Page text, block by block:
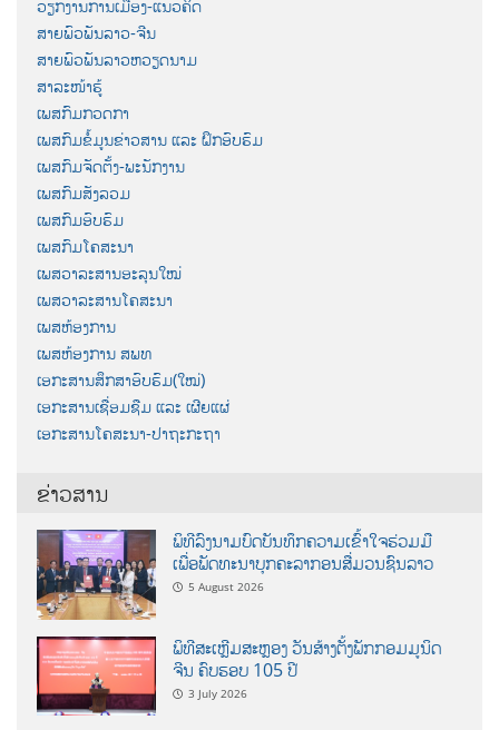
ວຽກງານການເມືອງ-ແນວຄິດ
ສາຍພົວພັນລາວ-ຈີນ
ສາຍພົວພັນລາວຫວຽດນາມ
ສາລະໜ້າຮູ້
ເພສກົມກວດກາ
ເພສກົມຂໍ້ມູນຂ່າວສານ ແລະ ຝຶກອົບຮົມ
ເພສກົມຈັດຕັ້ງ-ພະນັກງານ
ເພສກົມສັງລວມ
ເພສກົມອົບຮົມ
ເພສກົມໂຄສະນາ
ເພສວາລະສານອະລຸນໃໝ່
ເພສວາລະສານໂຄສະນາ
ເພສຫ້ອງການ
ເພສຫ້ອງການ ສພທ
ເອກະສານສຶກສາອົບຮົມ(ໃໝ່)
ເອກະສານເຊື່ອມຊືມ ແລະ ເຜີຍແຜ່
ເອກະສານໂຄສະນາ-ປາຖະກະຖາ
ຂ່າວສານ
ພິທີລົງນາມບົດບັນທຶກຄວາມເຂົ້າໃຈຮ່ວມມື
ເພື່ອພັດທະນາບຸກຄະລາກອນສື່ມວນຊົນລາວ
5 August 2026
ພິທີສະເຫຼີມສະຫຼອງ ວັນສ້າງຕັ້ງພັກກອມມູນິດ
ຈີນ ຄົບຮອບ 105 ປີ
3 July 2026